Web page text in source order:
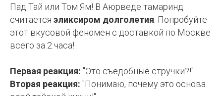
Пад Тай или Том Ям! В Аюрведе тамаринд
считается эликсиром долголетия. Попробуйте
этот вкусовой феномен с доставкой по Москве
всего за 2 часа!
Первая реакция: "Это съедобные стручки?!"
Вторая реакция: "Понимаю, почему это основа